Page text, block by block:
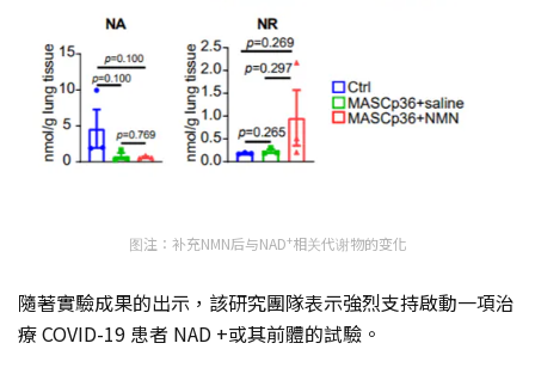
图注：补充NMN后与NAD+相关代谢物的变化
隨著實驗成果的出示，該研究團隊表示強烈支持啟動一項治
療 COVID-19 患者 NAD +或其前體的試驗。